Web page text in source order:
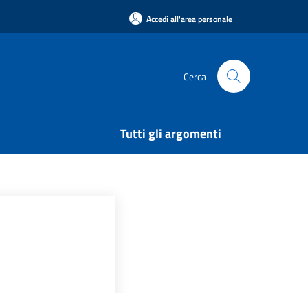
Accedi all'area personale
Cerca
Tutti gli argomenti